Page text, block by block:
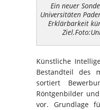
Ein neuer
Universitäten
Erklärbarkeit
Künstliche
Bestandteil des
sortiert
Röntgenbilder
vor. Grundlage